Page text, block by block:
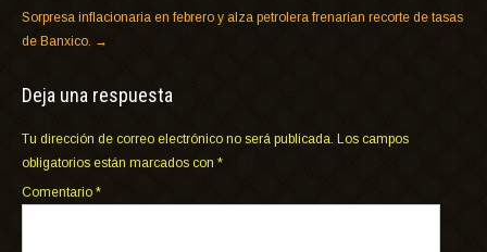
Sorpresa inflacionaria en febrero y alza petrolera frenarían recorte de tasas
de Banxico. →
Deja una respuesta
Tu dirección de correo electrónico no será publicada. Los campos
obligatorios están marcados con *
Comentario *